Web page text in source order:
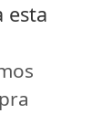
esta